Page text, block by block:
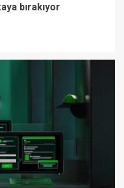
bırakıyor